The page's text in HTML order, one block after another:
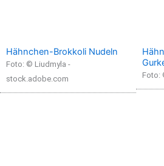
Hähnchen-Brokkoli Nudeln
Foto: © Liudmyla -
stock.adobe.com
Foto: